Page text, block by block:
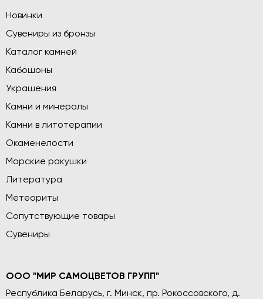
Новинки
Сувениры из бронзы
Каталог камней
Кабошоны
Украшения
Камни и минералы
Камни в литотерапии
Окаменелости
Морские ракушки
Литература
Метеориты
Сопутствующие товары
Сувениры
ООО "МИР САМОЦВЕТОВ ГРУПП"
Республика Беларусь, г. Минск, пр. Рокоссовского, д.